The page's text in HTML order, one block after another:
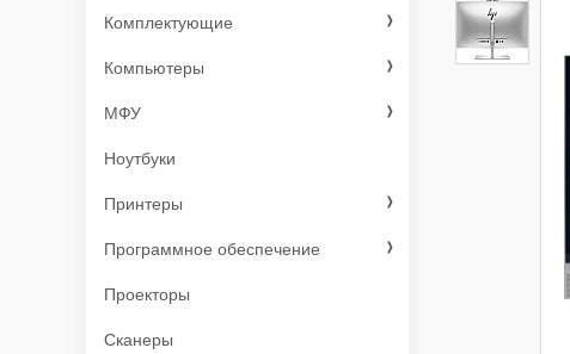
Комплектующие
Компьютеры
МФУ
Ноутбуки
Принтеры
Программное обеспечение
Проекторы
Сканеры